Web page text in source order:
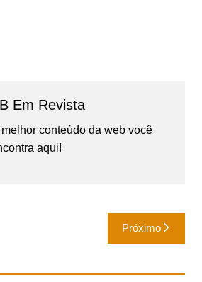
Em Revista
conteúdo da web você
aqui!
Próximo